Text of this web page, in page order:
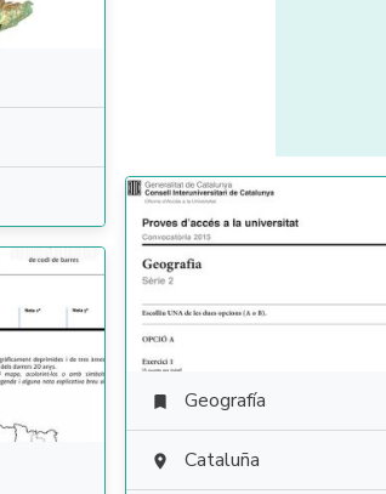
 Geografía
 Cataluña